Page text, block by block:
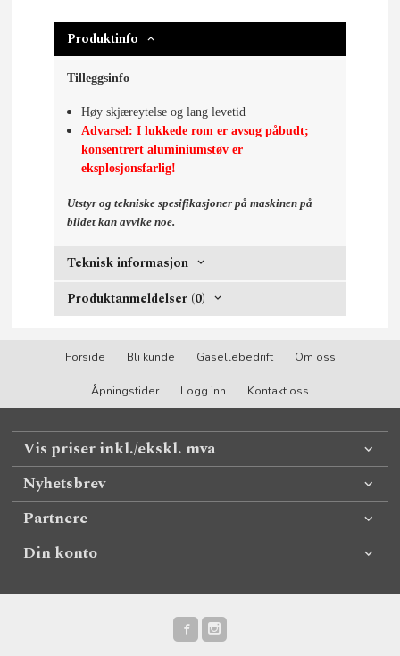
Produktinfo
Tilleggsinfo
Høy skjæreytelse og lang levetid
Advarsel: I lukkede rom er avsug påbudt;
konsentrert aluminiumstøv er
eksplosjonsfarlig!
Utstyr og tekniske spesifikasjoner på maskinen på
bildet kan avvike noe.
Teknisk informasjon
Produktanmeldelser (0)
Forside Bli kunde Gasellebedrift Om oss
Åpningstider Logg inn Kontakt oss
Vis priser inkl./ekskl. mva
Nyhetsbrev
Partnere
Din konto